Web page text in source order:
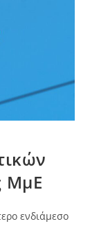
ΜμΕ
ενδιάμεσο